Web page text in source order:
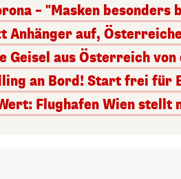
– "Masken
Anhänger auf,
Geisel aus Österreich
an Bord! Start frei für
Flughafen Wien stellt